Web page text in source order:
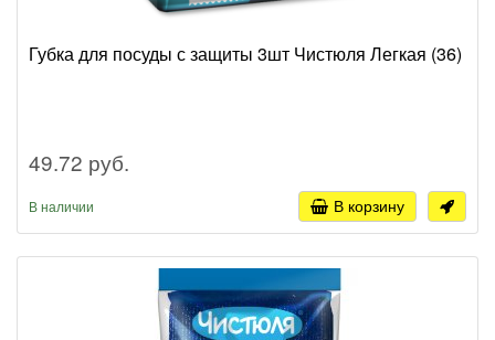
Губка для посуды с защиты 3шт Чистюля Легкая (36)
49.72 руб.
В наличии В корзину